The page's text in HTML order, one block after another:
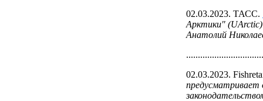
02.03.2023. ТАСС.
Арктики" (UArctic)
Анатолий
02.03.2023.
предусматривает